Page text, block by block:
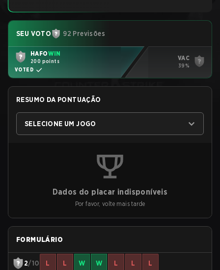
SEU VOTO 92 Previsões
HAFOWIN
200 points
VOTED
VAC
39%
RESUMO DA PONTUAÇÃO
SELECIONE UM JOGO
Dados do placar indisponíveis
Por favor, volte mais tarde
FORMULÁRIO
2/10 L L W W L L L